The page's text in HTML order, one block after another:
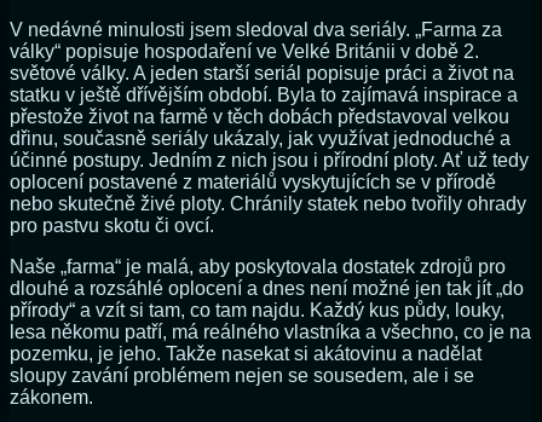
V nedávné minulosti jsem sledoval dva seriály. „Farma za
války“ popisuje hospodaření ve Velké Británii v době 2.
světové války. A jeden starší seriál popisuje práci a život na
statku v ještě dřívějším období. Byla to zajímavá inspirace a
přestože život na farmě v těch dobách představoval velkou
dřinu, současně seriály ukázaly, jak využívat jednoduché a
účinné postupy. Jedním z nich jsou i přírodní ploty. Ať už tedy
oplocení postavené z materiálů vyskytujících se v přírodě
nebo skutečně živé ploty. Chránily statek nebo tvořily ohrady
pro pastvu skotu či ovcí.
Naše „farma“ je malá, aby poskytovala dostatek zdrojů pro
dlouhé a rozsáhlé oplocení a dnes není možné jen tak jít „do
přírody“ a vzít si tam, co tam najdu. Každý kus půdy, louky,
lesa někomu patří, má reálného vlastníka a všechno, co je na
pozemku, je jeho. Takže nasekat si akátovinu a nadělat
sloupy zavání problémem nejen se sousedem, ale i se
zákonem.